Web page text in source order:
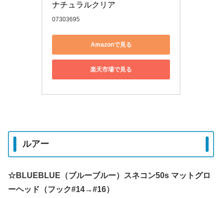
ナチュラルクリア
07303695
Amazonで見る
楽天市場で見る
ルアー
☆BLUEBLUE（ブルーブルー）スネコン50s マットグロ
ーヘッド（フック#14→#16）